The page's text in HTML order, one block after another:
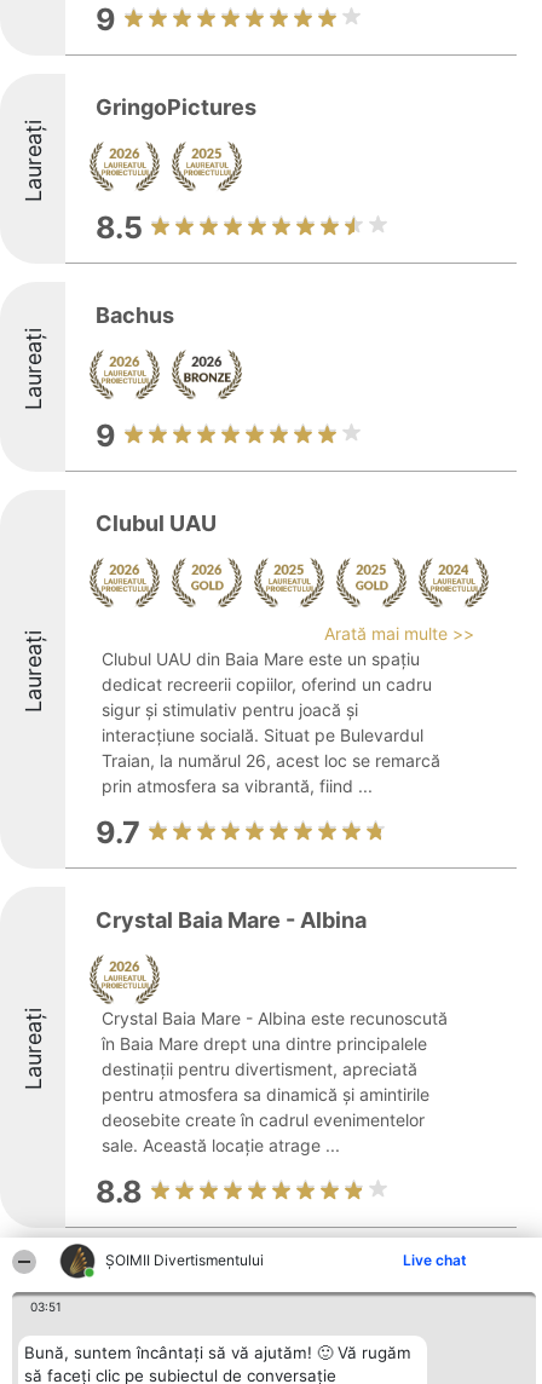
ŞOIMII Divertismentului Live chat
03:51
Bună, suntem încântați să vă ajutăm! 🙂 Vă rugăm
să faceți clic pe subiectul de conversație
9
Laureați
GringoPictures
8.5
Laureați
Bachus
9
Laureați
Clubul UAU
Arată mai multe >>
Clubul UAU din Baia Mare este un spațiu
dedicat recreerii copiilor, oferind un cadru
sigur și stimulativ pentru joacă și
interacțiune socială. Situat pe Bulevardul
Traian, la numărul 26, acest loc se remarcă
prin atmosfera sa vibrantă, fiind ...
9.7
Laureați
Crystal Baia Mare - Albina
Crystal Baia Mare - Albina este recunoscută
în Baia Mare drept una dintre principalele
destinații pentru divertisment, apreciată
pentru atmosfera sa dinamică și amintirile
deosebite create în cadrul evenimentelor
sale. Această locație atrage ...
8.8
Laureați